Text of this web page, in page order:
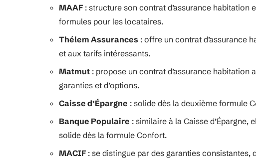
MAAF : structure son contrat d’assurance
formules pour les locataires.
Thélem Assurances : offre un contrat d’assurance
et aux tarifs intéressants.
Matmut : propose un contrat d’assurance
garanties et d’options.
Caisse d’Épargne : solide dès la deuxième formule
Banque Populaire : similaire à la Caisse
solide dès la formule Confort.
MACIF : se distingue par des garanties